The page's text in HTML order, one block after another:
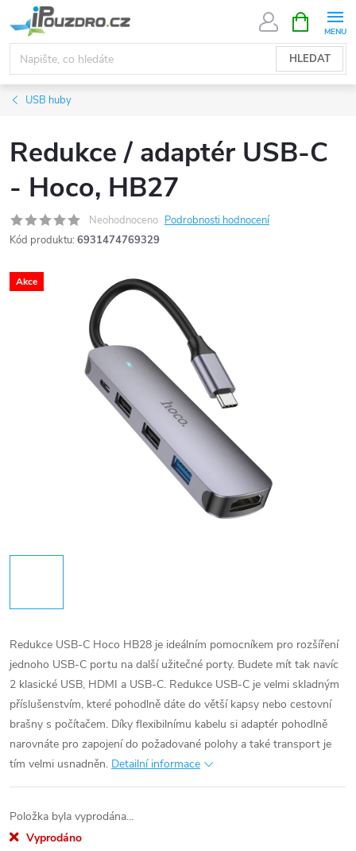
na
obsah
HLEDAT
NÁKUPNÍ
KOŠÍK
USB huby
Redukce / adaptér USB-C
- Hoco, HB27
Neohodnoceno Podrobnosti hodnocení
Kód produktu: 6931474769329
Akce
Redukce USB-C Hoco HB28 je ideálním pomocníkem pro rozšíření
jednoho USB-C portu na další užitečné porty. Budete mít tak navíc
2 klasické USB, HDMI a USB-C. Redukce USB-C je velmi skladným
příslušenstvím, které pohodlně dáte do větší kapsy nebo cestovní
brašny s počítačem. Díky flexibilnímu kabelu si adaptér pohodlně
narovnáte pro zapojení do požadované polohy a také transport je
tím velmi usnadněn. Detailní informace
Položka byla vyprodána…
Vyprodáno